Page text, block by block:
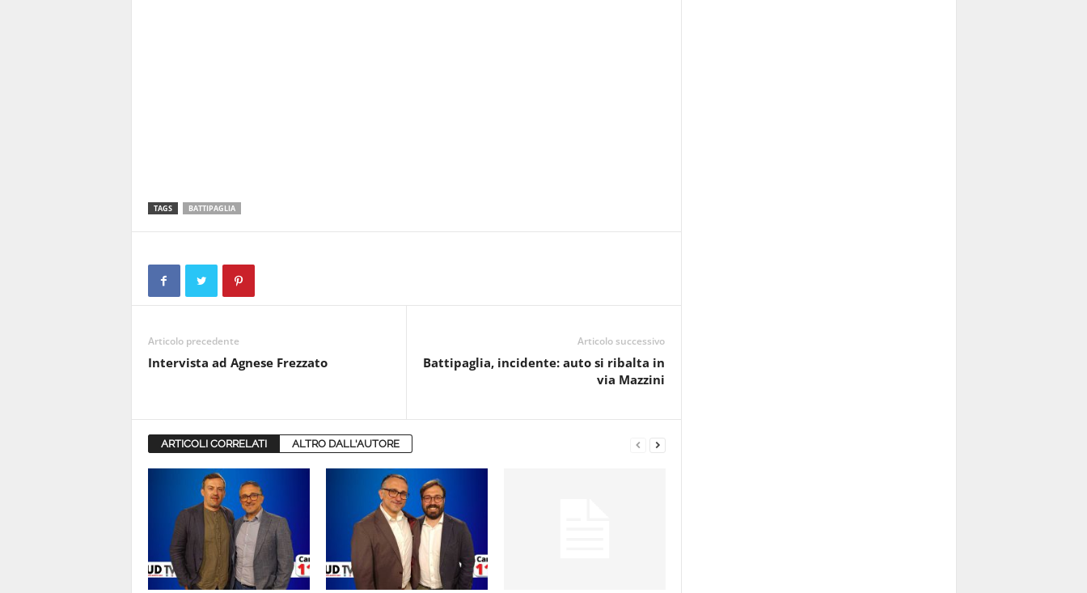
TAGS BATTIPAGLIA
Articolo precedente
Intervista ad Agnese Frezzato
Articolo successivo
Battipaglia, incidente: auto si ribalta in
via Mazzini
ARTICOLI CORRELATI ALTRO DALL'AUTORE